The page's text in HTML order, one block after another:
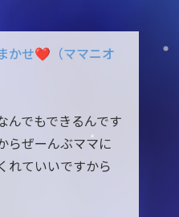
かせ❤（ママニオ
んでもできるんです
らぜーんぶママに
れていいですから